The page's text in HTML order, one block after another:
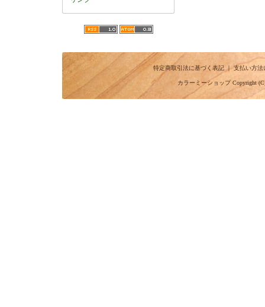
特定商取引法に基づく表記｜支払い方法
カラーミーショップCopyright